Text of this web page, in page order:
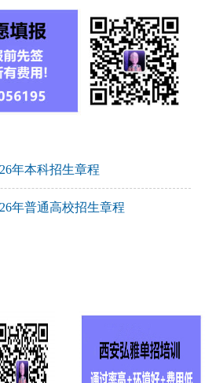
年本科招生章程
年普通高校招生章程